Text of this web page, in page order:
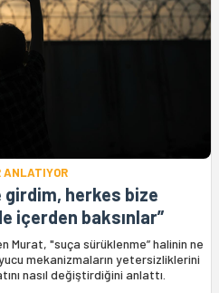
ANLATIYOR
girdim, herkes bize
içerden baksınlar”
Murat, "suça sürüklenme” halinin ne
mekanizmaların yetersizliklerini
nasıl değiştirdiğini anlattı.